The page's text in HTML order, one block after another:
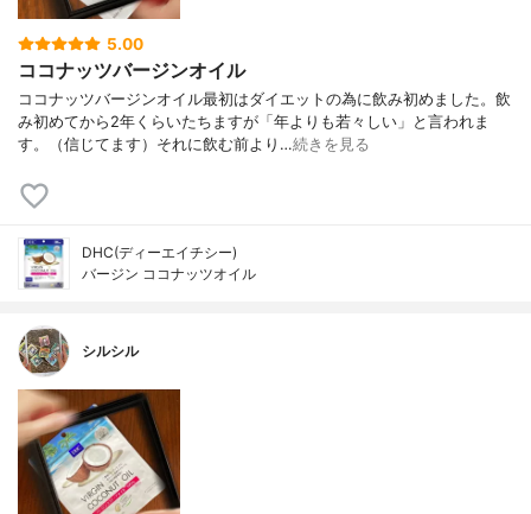
5.00
ココナッツバージンオイル
ココナッツバージンオイル最初はダイエットの為に飲み初めました。飲
み初めてから2年くらいたちますが「年よりも若々しい」と言われま
す。（信じてます）それに飲む前より…続きを見る
DHC(ディーエイチシー)
バージン ココナッツオイル
シルシル